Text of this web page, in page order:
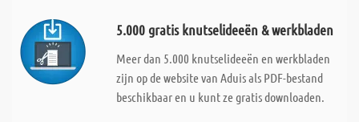
5.000 gratis knutselideeën & werkbladen
Meer dan 5.000 knutselideeën en werkbladen
zijn op de website van Aduis als PDF-bestand
beschikbaar en u kunt ze gratis downloaden.